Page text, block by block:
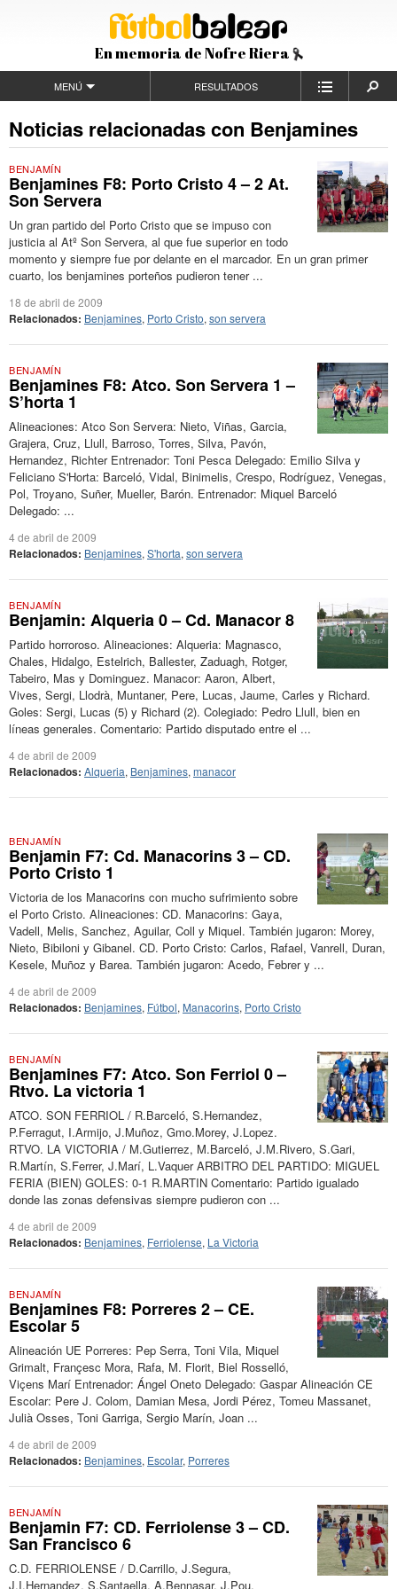
En memoria de Nofre Riera
MENÚ RESULTADOS
Noticias relacionadas con Benjamines
BENJAMÍN
Benjamines F8: Porto Cristo 4 – 2 At.
Son Servera
Un gran partido del Porto Cristo que se impuso con
justicia al Atº Son Servera, al que fue superior en todo
momento y siempre fue por delante en el marcador. En un gran primer
cuarto, los benjamines porteños pudieron tener ...
18 de abril de 2009
Relacionados: Benjamines, Porto Cristo, son servera
BENJAMÍN
Benjamines F8: Atco. Son Servera 1 –
S’horta 1
Alineaciones: Atco Son Servera: Nieto, Viñas, Garcia,
Grajera, Cruz, Llull, Barroso, Torres, Silva, Pavón,
Hernandez, Richter Entrenador: Toni Pesca Delegado: Emilio Silva y
Feliciano S'Horta: Barceló, Vidal, Binimelis, Crespo, Rodríguez, Venegas,
Pol, Troyano, Suñer, Mueller, Barón. Entrenador: Miquel Barceló
Delegado: ...
4 de abril de 2009
Relacionados: Benjamines, S'horta, son servera
BENJAMÍN
Benjamin: Alqueria 0 – Cd. Manacor 8
Partido horroroso. Alineaciones: Alqueria: Magnasco,
Chales, Hidalgo, Estelrich, Ballester, Zaduagh, Rotger,
Tabeiro, Mas y Dominguez. Manacor: Aaron, Albert,
Vives, Sergi, Llodrà, Muntaner, Pere, Lucas, Jaume, Carles y Richard.
Goles: Sergi, Lucas (5) y Richard (2). Colegiado: Pedro Llull, bien en
líneas generales. Comentario: Partido disputado entre el ...
4 de abril de 2009
Relacionados: Alqueria, Benjamines, manacor
BENJAMÍN
Benjamin F7: Cd. Manacorins 3 – CD.
Porto Cristo 1
Victoria de los Manacorins con mucho sufrimiento sobre
el Porto Cristo. Alineaciones: CD. Manacorins: Gaya,
Vadell, Melis, Sanchez, Aguilar, Coll y Miquel. También jugaron: Morey,
Nieto, Bibiloni y Gibanel. CD. Porto Cristo: Carlos, Rafael, Vanrell, Duran,
Kesele, Muñoz y Barea. También jugaron: Acedo, Febrer y ...
4 de abril de 2009
Relacionados: Benjamines, Fútbol, Manacorins, Porto Cristo
BENJAMÍN
Benjamines F7: Atco. Son Ferriol 0 –
Rtvo. La victoria 1
ATCO. SON FERRIOL / R.Barceló, S.Hernandez,
P.Ferragut, I.Armijo, J.Muñoz, Gmo.Morey, J.Lopez.
RTVO. LA VICTORIA / M.Gutierrez, M.Barceló, J.M.Rivero, S.Gari,
R.Martín, S.Ferrer, J.Marí, L.Vaquer ARBITRO DEL PARTIDO: MIGUEL
FERIA (BIEN) GOLES: 0-1 R.MARTIN Comentario: Partido igualado
donde las zonas defensivas siempre pudieron con ...
4 de abril de 2009
Relacionados: Benjamines, Ferriolense, La Victoria
BENJAMÍN
Benjamines F8: Porreres 2 – CE.
Escolar 5
Alineación UE Porreres: Pep Serra, Toni Vila, Miquel
Grimalt, Françesc Mora, Rafa, M. Florit, Biel Rosselló,
Viçens Marí Entrenador: Ángel Oneto Delegado: Gaspar Alineación CE
Escolar: Pere J. Colom, Damian Mesa, Jordi Pérez, Tomeu Massanet,
Julià Osses, Toni Garriga, Sergio Marín, Joan ...
4 de abril de 2009
Relacionados: Benjamines, Escolar, Porreres
BENJAMÍN
Benjamin F7: CD. Ferriolense 3 – CD.
San Francisco 6
C.D. FERRIOLENSE / D.Carrillo, J.Segura,
J.I.Hernandez, S.Santaella, A.Bennasar, J.Pou,